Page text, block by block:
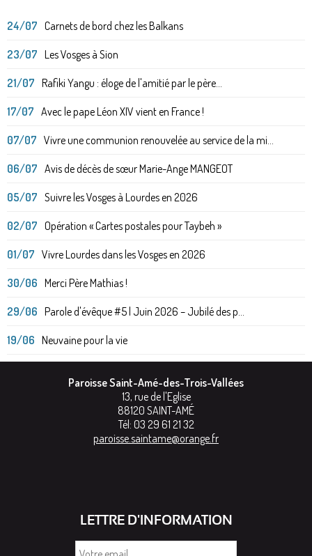
24/07 Carnets de bord chez les Balkans
23/07 Les Vosges à Sion
21/07 Rafiki Yangu : éloge de l'amitié par le père...
17/07 Avec le pape Léon XIV vient en France !
07/07 Vivre une communion renouvelée au service de la mi...
06/07 Avis de décès de sœur Marie-Ange MANGEOT
05/07 Suivre les Vosges à Lourdes en 2026
02/07 Opération « Cartes postales pour Taybeh »
01/07 Vivre Lourdes dans les Vosges en 2026
30/06 Merci Père Mathias !
29/06 Parole d'évêque #5 | Juin 2026 – Jubilé des p...
19/06 Neuvaine pour la vie
Paroisse Saint-Amé-des-Trois-Vallées
13, rue de l'Eglise
88120 SAINT-AMÉ
Tél: 03 29 61 21 32
paroisse.saintame@orange.fr
LETTRE D'INFORMATION